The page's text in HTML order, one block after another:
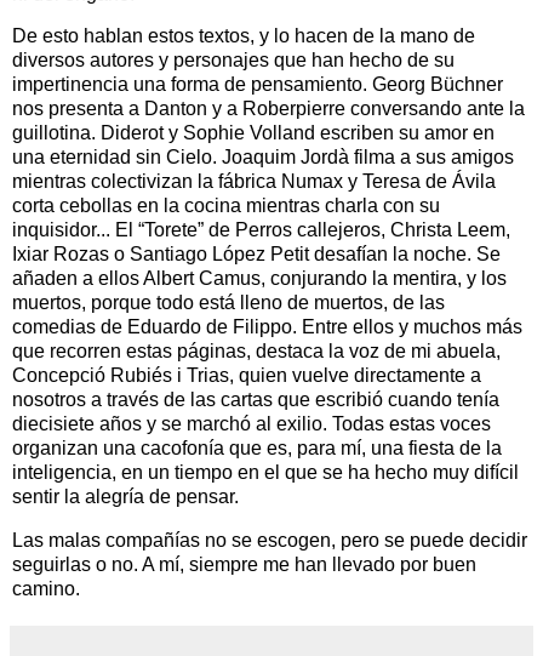
De esto hablan estos textos, y lo hacen de la mano de
diversos autores y personajes que han hecho de su
impertinencia una forma de pensamiento. Georg Büchner
nos presenta a Danton y a Roberpierre conversando ante la
guillotina. Diderot y Sophie Volland escriben su amor en
una eternidad sin Cielo. Joaquim Jordà filma a sus amigos
mientras colectivizan la fábrica Numax y Teresa de Ávila
corta cebollas en la cocina mientras charla con su
inquisidor... El “Torete” de Perros callejeros, Christa Leem,
Ixiar Rozas o Santiago López Petit desafían la noche. Se
añaden a ellos Albert Camus, conjurando la mentira, y los
muertos, porque todo está lleno de muertos, de las
comedias de Eduardo de Filippo. Entre ellos y muchos más
que recorren estas páginas, destaca la voz de mi abuela,
Concepció Rubiés i Trias, quien vuelve directamente a
nosotros a través de las cartas que escribió cuando tenía
diecisiete años y se marchó al exilio. Todas estas voces
organizan una cacofonía que es, para mí, una fiesta de la
inteligencia, en un tiempo en el que se ha hecho muy difícil
sentir la alegría de pensar.
Las malas compañías no se escogen, pero se puede decidir
seguirlas o no. A mí, siempre me han llevado por buen
camino.